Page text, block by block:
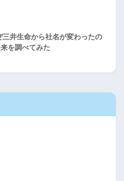
三井生命から社名が変わったの
を調べてみた